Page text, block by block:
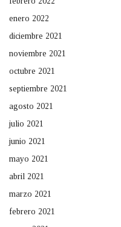
enero 2022
diciembre 2021
noviembre 2021
octubre 2021
septiembre 2021
agosto 2021
julio 2021
junio 2021
mayo 2021
abril 2021
marzo 2021
febrero 2021